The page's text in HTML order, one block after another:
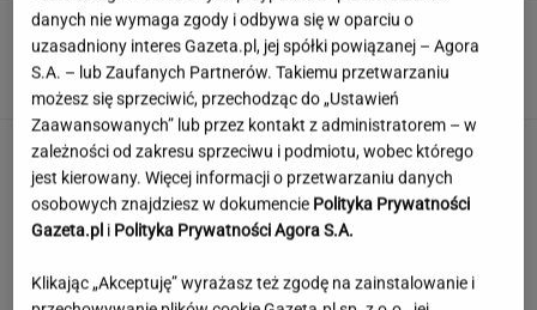
Polskie korzenie i hollywoodzki dorobek. Mało
kto zna jej historię
danych nie wymaga zgody i odbywa się w oparciu o
uzasadniony interes Gazeta.pl, jej spółki powiązanej – Agora
S.A. – lub Zaufanych Partnerów. Takiemu przetwarzaniu
możesz się sprzeciwić, przechodząc do „Ustawień
Zaawansowanych” lub przez kontakt z administratorem – w
zależności od zakresu sprzeciwu i podmiotu, wobec którego
jest kierowany. Więcej informacji o przetwarzaniu danych
osobowych znajdziesz w dokumencie Polityka Prywatności
Gazeta.pl i Polityka Prywatności Agora S.A.
Klikając „Akceptuję” wyrażasz też zgodę na zainstalowanie i